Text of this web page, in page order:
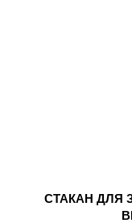
СТАКАН ДЛЯ